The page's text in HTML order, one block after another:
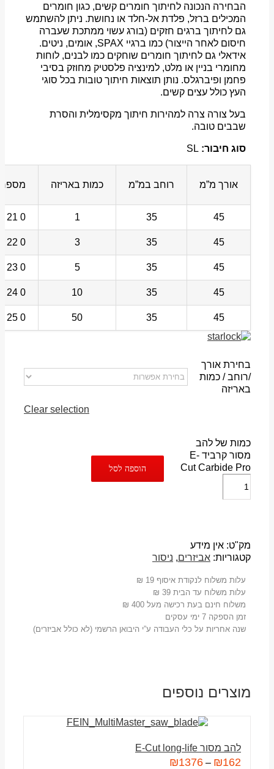
הבחירה הנכונה לחיתוך חומרים קשים, כגון חומרים
המכילים ברזל, פלדת אל-חלד או נחושת. ניתן להשתמש
גם לחיתוך ברגים חזקים (בורג עשוי ממתכת שעברה
חיסום לאחר הייצור) כמו ברגיי SPAX, אומים, ניטים.
אידאלי גם לחיתוך חומרים שוחקים כמו לבנים, לוחות
מחומרי בניין או מלט, למינציה פלסטיק מחוזק בסיבי
פחמן ופיברגלס. נותן תוצאות חיתוך טובות בכל סוגי
העץ כולל עצים קשים.
בעל צורה צרה למהירות חיתוך מקסימלית והסרת
שבבים טובה.
סוג חיבור:
אורך מ”מ רוחב במ”מ כמות באריזה מספר
45
35
1
0 21 236 02 35 6
45
35
3
0 22 236 02 35 6
45
35
5
0 23 236 02 35 6
45
35
10
0 24 236 02 35 6
45
35
50
0 25 236 02 35 6
בחירת אורך
/רוחב / כמות
באריזה
Clear selection
כמות של להב
מסור קרביד E-
Cut Carbide Pro
הוספה לסל
מק"ט: אין מידע
קטגוריות: אביזרים, ניסור
עלות משלוח לנקודת איסוף 19 ₪
עלות משלוח עד הבית 39 ₪
משלוח חינם בעת רכישה מעל 400 ₪
זמן הספקה 7 ימי עסקים
שנה אחריות על כלי העבודה ע”י היבואן הרשמי (לא כולל אביזרים)
מוצרים נוספים
להב מסור E-Cut long-life
₪162
–
₪1376